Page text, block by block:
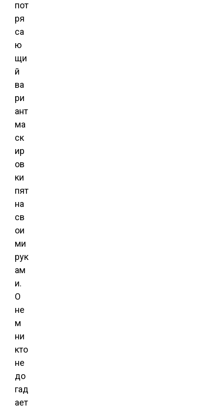
пот
ря
са
ю
щи
й
ва
ри
ант
ма
ск
ир
ов
ки
пят
на
св
ои
ми
рук
ам
и.
О
не
м
ни
кто
не
до
гад
ает